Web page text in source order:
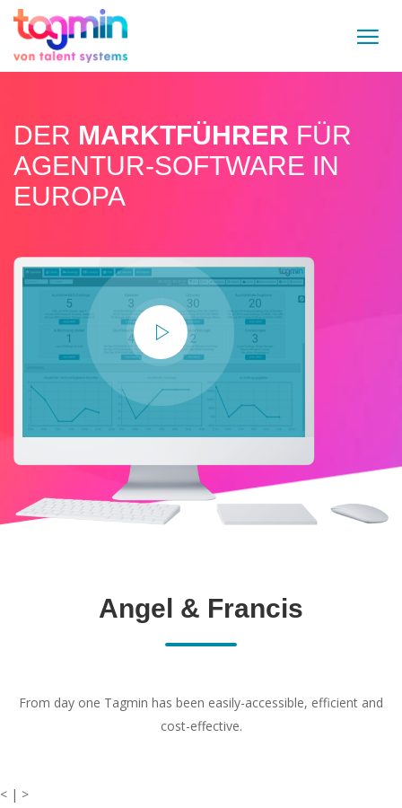
DER MARKTFÜHRER FÜR
AGENTUR-SOFTWARE IN
EUROPA
Angel & Francis
From day one Tagmin has been easily-accessible, efficient and
cost-effective.
< | >